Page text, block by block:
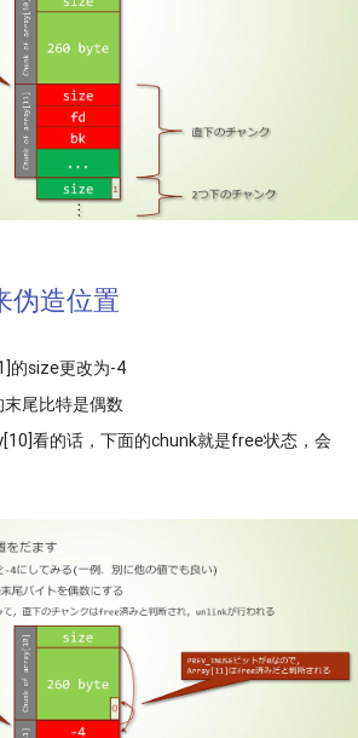
伪造位置
的size更改为-4
尾比特是偶数
看的话，下面的chunk就是free状态，会